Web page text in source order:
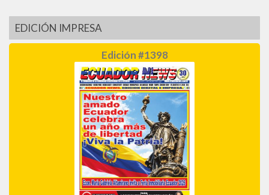
EDICIÓN IMPRESA
Edición #1398